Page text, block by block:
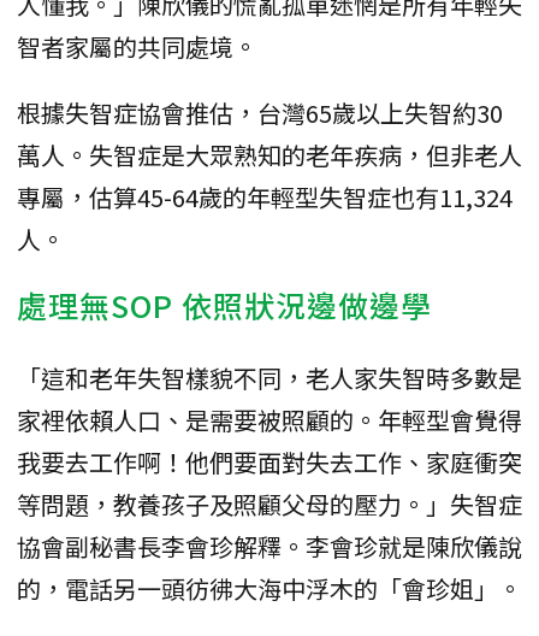
智者家屬的共同處境。
根據失智症協會推估，台灣65歲以上失智約30
萬人。失智症是大眾熟知的老年疾病，但非老人
專屬，估算45-64歲的年輕型失智症也有11,324
人。
處理無SOP 依照狀況邊做邊學
「這和老年失智樣貌不同，老人家失智時多數是
家裡依賴人口、是需要被照顧的。年輕型會覺得
我要去工作啊！他們要面對失去工作、家庭衝突
等問題，教養孩子及照顧父母的壓力。」失智症
協會副秘書長李會珍解釋。李會珍就是陳欣儀說
的，電話另一頭彷彿大海中浮木的「會珍姐」。